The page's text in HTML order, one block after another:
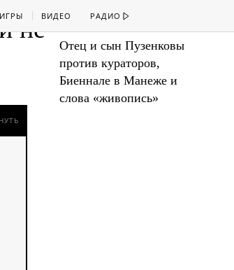
ИГРЫ ВИДЕО РАДИО
не
Отец и сын Пузенковы
против кураторов,
Биеннале в Манеже и
слова «живопись»